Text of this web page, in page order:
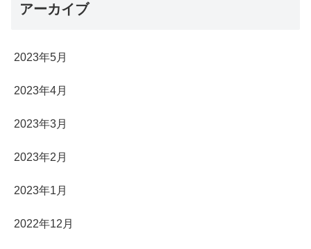
アーカイブ
2023年5月
2023年4月
2023年3月
2023年2月
2023年1月
2022年12月